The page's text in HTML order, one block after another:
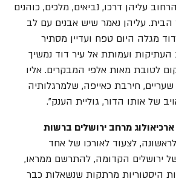
עליהן דרכו, נביאים, מלכים, כוהנים
עליהן נאמר שיש אבנים עם לב
מגלה היום טפח ועדיין מסתיר
ועמותת אל עיר דוד נמשיך
לטובת מאות אלפי המבקרים. אליו
חירבת כאייפה, שלמרגלותיה
של אותו הדור, גוליית הענק".
מרחב ירושלים ברשות
לראשונה, לצעוד לאורכו של אחד
ירושלים הקדומה, להתרשם ממראו,
היסטוריות מרתקות שנשאלות כבר